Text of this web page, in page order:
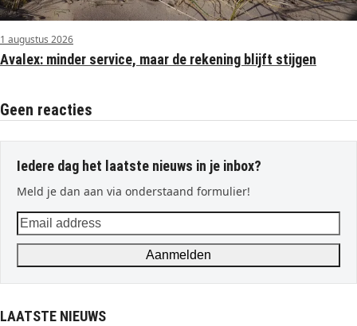
1 augustus 2026
Avalex: minder service, maar de rekening blijft stijgen
Geen reacties
Iedere dag het laatste nieuws in je inbox?
Meld je dan aan via onderstaand formulier!
Email
address
Aanmelden
LAATSTE NIEUWS